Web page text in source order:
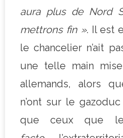
aura plus de Nord
mettrons fin ». Il est
le chancelier n’ait
une telle main
allemands, alors
n’ont sur le
que ceux que